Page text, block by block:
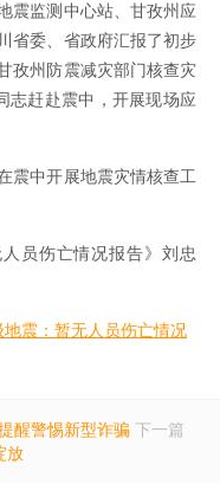
震监测中心站、甘孜州应
省委、省政府汇报了初步
孜州防震减灾部门核查灾
志赶赴震中，开展现场应
震中开展地震灾情核查工
员伤亡情况报告》刘忠
震：暂无人员伤亡情况
醒警惕新型诈骗 下一篇
放